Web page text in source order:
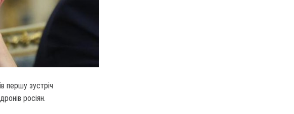
першу зустріч
росіян.